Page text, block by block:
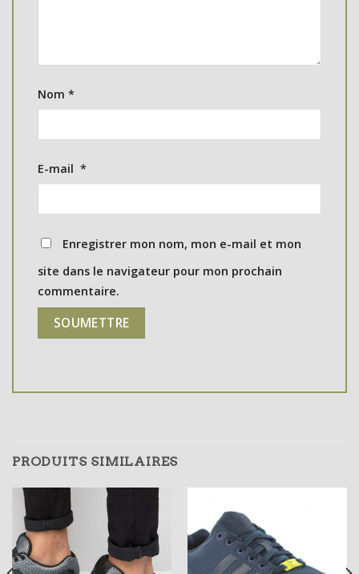
Nom *
E-mail *
Enregistrer mon nom, mon e-mail et mon
site dans le navigateur pour mon prochain
commentaire.
PRODUITS SIMILAIRES